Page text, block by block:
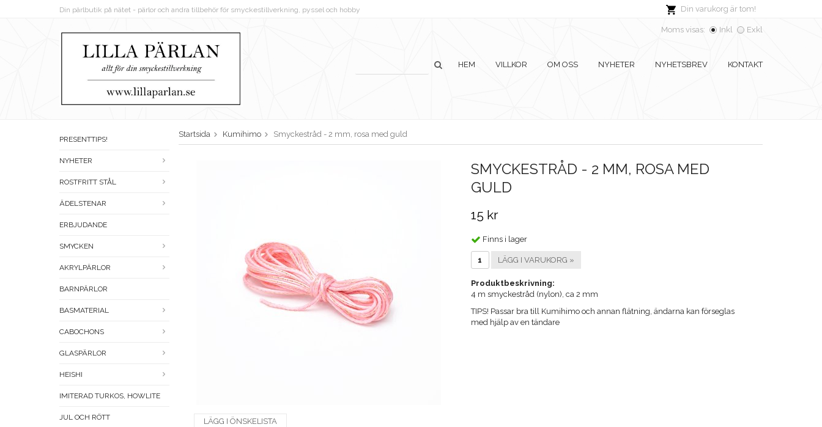
Din varukorg är tom!
Din pärlbutik på nätet - pärlor och andra tillbehör för smyckestillverkning, pyssel och hobby
Moms visas: Inkl Exkl
HEM VILLKOR OM OSS NYHETER NYHETSBREV KONTAKT
PRESENTTIPS!
NYHETER
ROSTFRITT STÅL
ÄDELSTENAR
ERBJUDANDE
SMYCKEN
AKRYLPÄRLOR
BARNPÄRLOR
BASMATERIAL
CABOCHONS
GLASPÄRLOR
HEISHI
IMITERAD TURKOS, HOWLITE
JUL OCH RÖTT
Startsida Kumihimo Smyckestråd - 2 mm, rosa med guld
SMYCKESTRÅD - 2 MM, ROSA MED
GULD
15 kr
Finns i lager
LÄGG I VARUKORG »
Produktbeskrivning:
4 m smyckestråd (nylon), ca 2 mm
​TIPS! Passar bra till Kumihimo och annan flätning, ändarna kan förseglas
med hjälp av en tändare
LÄGG I ÖNSKELISTA